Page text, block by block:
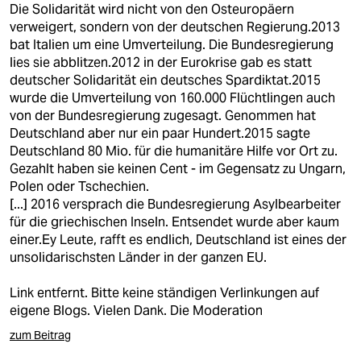
Die Solidarität wird nicht von den Osteuropäern
verweigert, sondern von der deutschen Regierung.2013
bat Italien um eine Umverteilung. Die Bundesregierung
lies sie abblitzen.2012 in der Eurokrise gab es statt
deutscher Solidarität ein deutsches Spardiktat.2015
wurde die Umverteilung von 160.000 Flüchtlingen auch
von der Bundesregierung zugesagt. Genommen hat
Deutschland aber nur ein paar Hundert.2015 sagte
Deutschland 80 Mio. für die humanitäre Hilfe vor Ort zu.
Gezahlt haben sie keinen Cent - im Gegensatz zu Ungarn,
Polen oder Tschechien.
[...] 2016 versprach die Bundesregierung Asylbearbeiter
für die griechischen Inseln. Entsendet wurde aber kaum
einer.Ey Leute, rafft es endlich, Deutschland ist eines der
unsolidarischsten Länder in der ganzen EU.
Link entfernt. Bitte keine ständigen Verlinkungen auf
eigene Blogs. Vielen Dank. Die Moderation
zum Beitrag